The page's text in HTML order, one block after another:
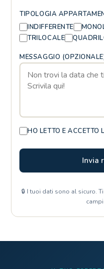
TIPOLOGIA
INDIFFERENTE
TRILOCALE
MESSAGGIO
HO LETTO E ACCETTO
Invia
🔒 I tuoi dati sono al sicuro.